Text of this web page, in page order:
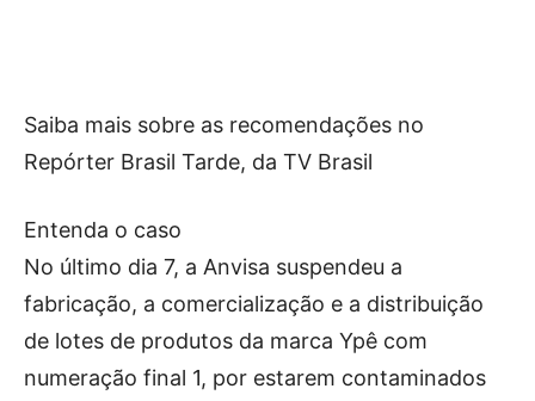
Saiba mais sobre as recomendações no
Repórter Brasil Tarde, da TV Brasil
Entenda o caso
No último dia 7, a Anvisa suspendeu a
fabricação, a comercialização e a distribuição
de lotes de produtos da marca Ypê com
numeração final 1, por estarem contaminados